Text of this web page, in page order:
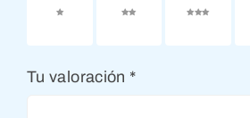
1 de 5
2 de 5
3 de 5
Tu valoración *